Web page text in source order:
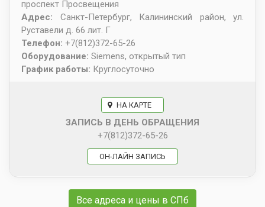
проспект Просвещения
Адрес: Санкт-Петербург,
Калининский район, ул.
Руставели д. 66 лит. Г
Телефон: +7(812)372-65-26
Оборудование: Siemens, открытый тип
График работы: Круглосуточно
НА КАРТЕ
ЗАПИСЬ В ДЕНЬ ОБРАЩЕНИЯ
+7(812)372-65-26
ОН-ЛАЙН ЗАПИСЬ
Все адреса и цены в СПб